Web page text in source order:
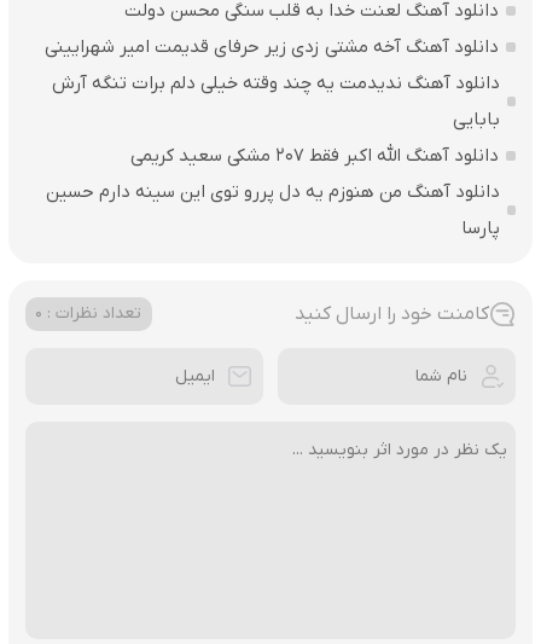
دانلود آهنگ لعنت خدا به قلب سنگی محسن دولت
دانلود آهنگ آخه مشتی زدی زیر حرفای قدیمت امیر شهرایینی
دانلود آهنگ ندیدمت یه چند وقته خیلی دلم برات تنگه آرش
بابایی
دانلود آهنگ الله اکبر فقط 207 مشکی سعید کریمی
دانلود آهنگ من هنوزم یه دل پررو توی این سینه دارم حسین
پارسا
کامنت خود را ارسال کنید تعداد نظرات : 0